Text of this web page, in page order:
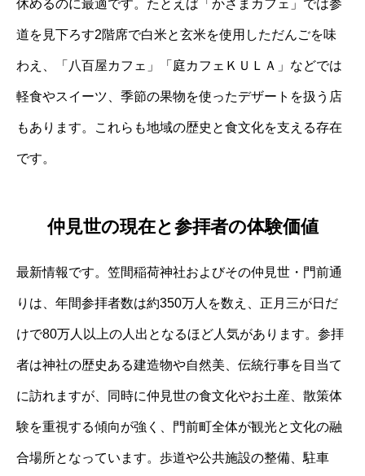
休めるのに最適です。たとえば「かさまカフェ」では参
道を見下ろす2階席で白米と玄米を使用しただんごを味
わえ、「八百屋カフェ」「庭カフェＫＵＬＡ」などでは
軽食やスイーツ、季節の果物を使ったデザートを扱う店
もあります。これらも地域の歴史と食文化を支える存在
です。
仲見世の現在と参拝者の体験価値
最新情報です。笠間稲荷神社およびその仲見世・門前通
りは、年間参拝者数は約350万人を数え、正月三が日だ
けで80万人以上の人出となるほど人気があります。参拝
者は神社の歴史ある建造物や自然美、伝統行事を目当て
に訪れますが、同時に仲見世の食文化やお土産、散策体
験を重視する傾向が強く、門前町全体が観光と文化の融
合場所となっています。歩道や公共施設の整備、駐車